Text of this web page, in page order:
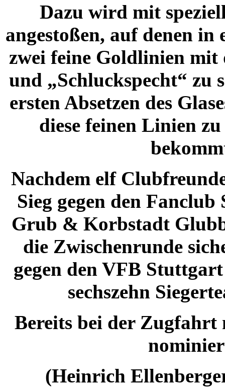
Dazu wird mit
angestoßen, auf denen
zwei feine Goldlinien mit
und „Schluckspecht“ zu
ersten Absetzen des
diese feinen Linien
Nachdem elf
Sieg gegen den
Grub & Korbstadt
die Zwischenrunde
gegen den VFB
sechszehn
Bereits bei der Zugfahrt
(Heinrich